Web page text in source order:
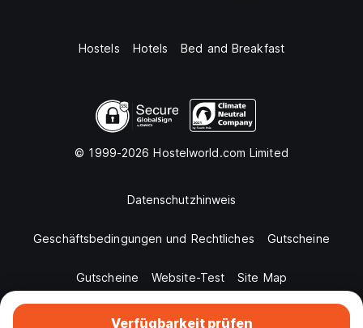
Verfügbarkeit prüfen
Hostels Hotels Bed and Breakfast
© 1999-2026 Hostelworld.com Limited
Datenschutzhinweis
Geschäftsbedingungen und Rechtliches Gutscheine
Gutscheine Website-Test Site Map